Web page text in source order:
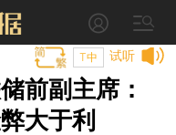
试听
T中
前副主席：
大于利